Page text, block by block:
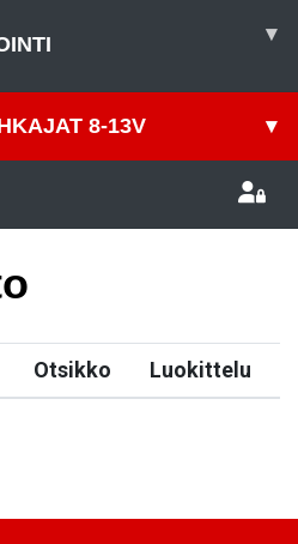
▾
8-13V ▾
Otsikko Luokittelu